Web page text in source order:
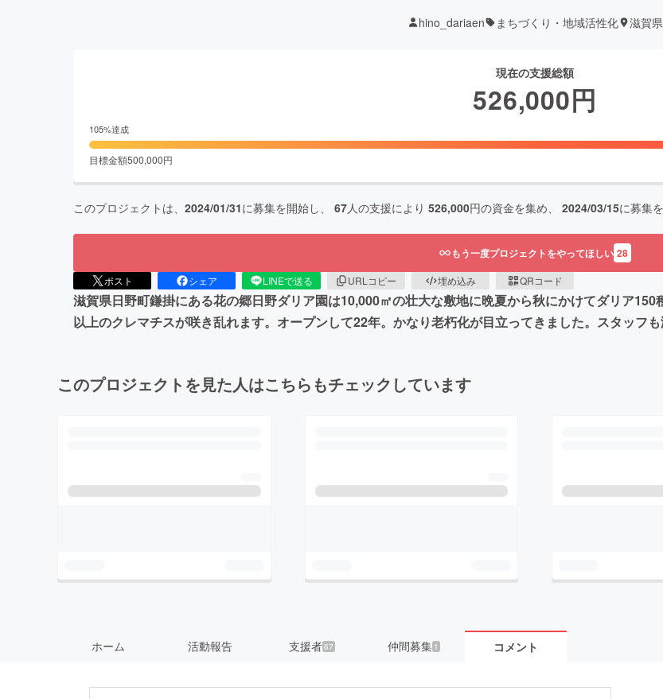
hino_dariaen まちづくり・地域活性化 滋賀県
現在の支援総額
526,000円
105%達成
目標金額500,000円
このプロジェクトは、 2024/01/31に募集を開始し、 67人の支援により 526,000円の資金を集め、 2024/03/15に募集
もう一度プロジェクトをやってほしい 28
ポスト シェア LINEで送る URLコピー 埋め込み QRコード
滋賀県日野町鎌掛にある花の郷日野ダリア園は10,000㎡の壮大な敷地に晩夏から秋にかけてダリア
以上のクレマチスが咲き乱れます。オープンして22年。かなり老朽化が目立ってきました。スタッフ
このプロジェクトを見た人はこちらもチェックしています
ホーム 活動報告 支援者67 仲間募集 1 コメント